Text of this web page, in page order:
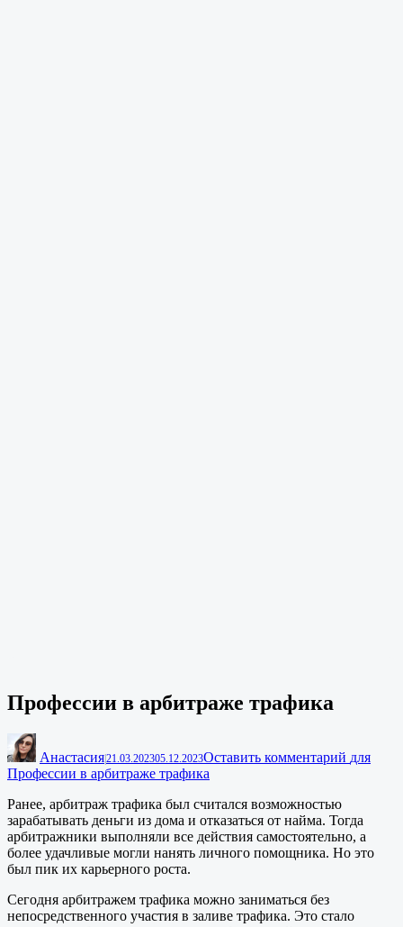
Профессии в арбитраже трафика
Анастасия|21.03.202305.12.2023Оставить комментарий для
Профессии в арбитраже трафика
Ранее, арбитраж трафика был считался возможностью
зарабатывать деньги из дома и отказаться от найма. Тогда
арбитражники выполняли все действия самостоятельно, а
более удачливые могли нанять личного помощника. Но это
был пик их карьерного роста.
Сегодня арбитражем трафика можно заниматься без
непосредственного участия в заливе трафика. Это стало